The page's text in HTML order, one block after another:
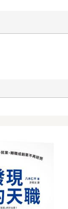
霍去病十分相似。